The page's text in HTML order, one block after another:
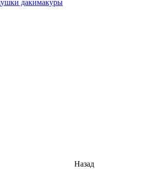
дакимакуры
Назад